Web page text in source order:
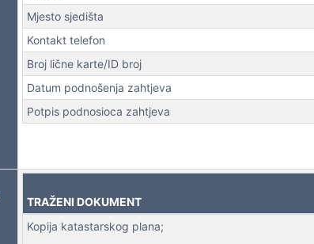
Mjesto sjedišta
Kontakt telefon
Broj lične karte/ID broj
Datum podnošenja zahtjeva
Potpis podnosioca zahtjeva
TRAŽENI DOKUMENT
Kopija katastarskog plana;